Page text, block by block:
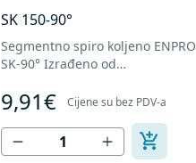
SK 150-90°
Segmentno spiro koljeno ENPRO
SK-90° Izrađeno od
lima DX51D + Z275 za hladno
oblikovanje. U skladu sa
standardima MEST EN 1506 I
MEST EN 12237.
9,91€ Cijene su bez PDV-a